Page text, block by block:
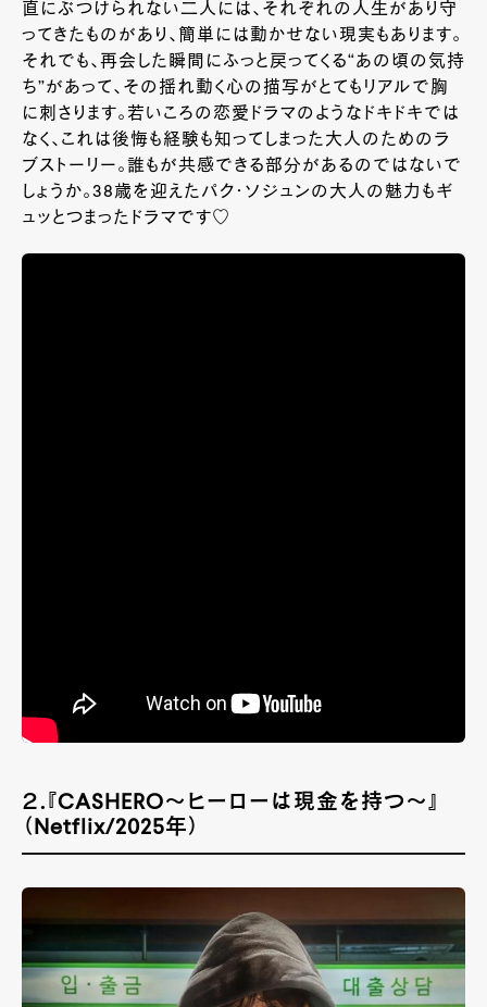
直にぶつけられない二人には、それぞれの人生があり守
ってきたものがあり、簡単には動かせない現実もあります。
それでも、再会した瞬間にふっと戻ってくる“あの頃の気持
ち”があって、その揺れ動く心の描写がとてもリアルで胸
に刺さります。若いころの恋愛ドラマのようなドキドキでは
なく、これは後悔も経験も知ってしまった大人のためのラ
ブストーリー。誰もが共感できる部分があるのではないで
しょうか。38歳を迎えたパク・ソジュンの大人の魅力もギ
ュッとつまったドラマです♡
２.『CASHERO～ヒーローは現金を持つ～』
（Netflix/2025年）